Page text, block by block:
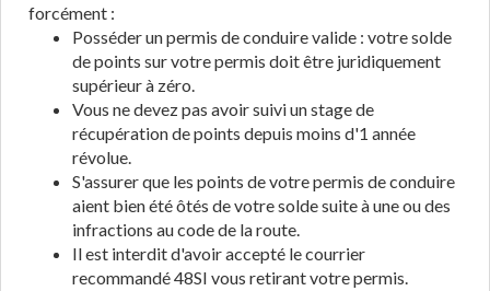
forcément :
Posséder un permis de conduire valide : votre solde
de points sur votre permis doit être juridiquement
supérieur à zéro.
Vous ne devez pas avoir suivi un stage de
récupération de points depuis moins d'1 année
révolue.
S'assurer que les points de votre permis de conduire
aient bien été ôtés de votre solde suite à une ou des
infractions au code de la route.
Il est interdit d'avoir accepté le courrier
recommandé 48SI vous retirant votre permis.